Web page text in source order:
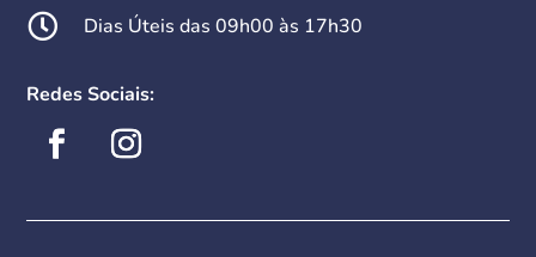
 Dias Úteis das 09h00 às 17h30
Redes Sociais: